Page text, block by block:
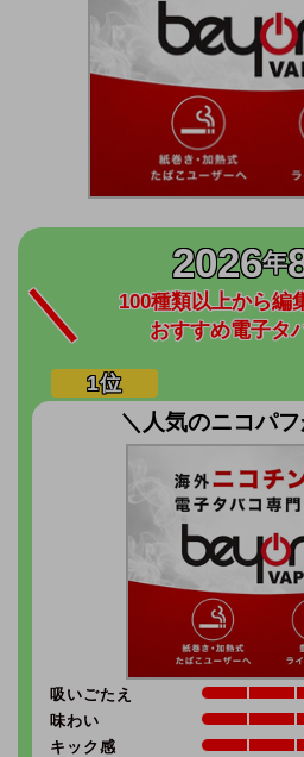
2026年
100種類以上から編
おすすめ電子タ
＼人気のニコパ
吸いごたえ
味わい
キック感